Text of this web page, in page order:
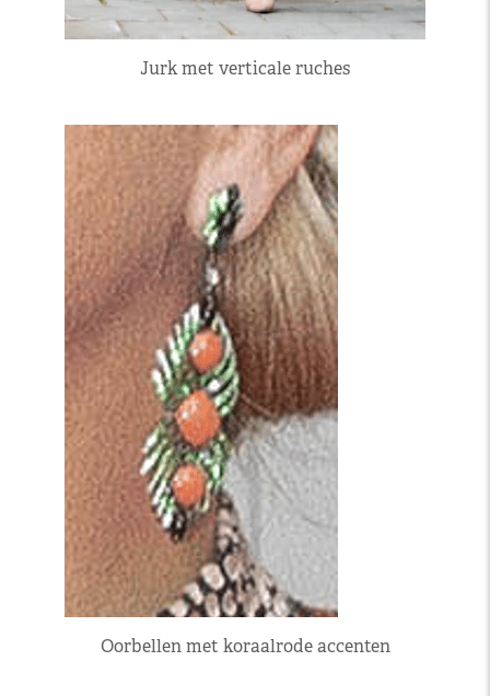
Jurk met verticale ruches
Oorbellen met koraalrode accenten